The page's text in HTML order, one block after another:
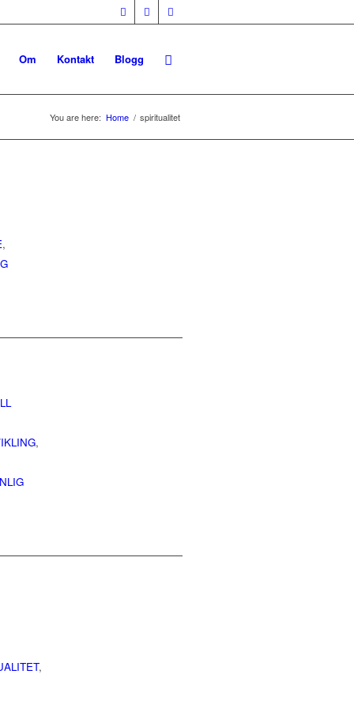
Om Kontakt Blogg
You are here: Home / spiritualitet
,
,
,